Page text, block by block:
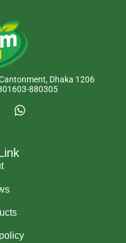
Dhaka 1206
880305